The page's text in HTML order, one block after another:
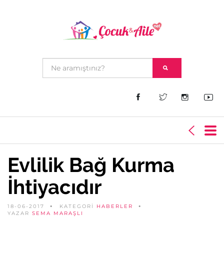
Evlilik Bağ Kurma
İhtiyacıdır
18-06-2017 KATEGORİ HABERLER
YAZAR SEMA MARAŞLI